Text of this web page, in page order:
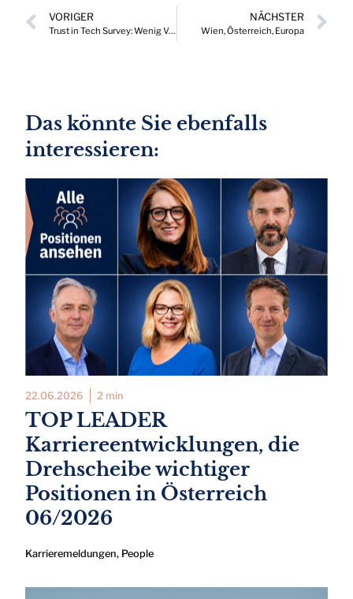
VORIGER
Trust in Tech Survey: Wenig Vertrauen in internationale Tech-Unternehmen
NÄCHSTER
Wien, Österreich, Europa
Das könnte Sie ebenfalls
interessieren:
22.06.2026 2 min
TOP LEADER
Karriereentwicklungen, die
Drehscheibe wichtiger
Positionen in Österreich
06/2026
Karrieremeldungen, People